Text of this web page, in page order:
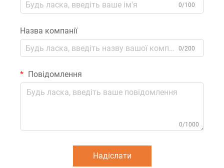
0/100
Назва компанії
0/200
Повідомлення
0/1000
Надіслати